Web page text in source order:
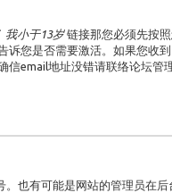
我小于13岁链接那您必须先按
您是否需要激活。如果您收
信email地址没错请联络论坛管理
也有可能是网站的管理员在